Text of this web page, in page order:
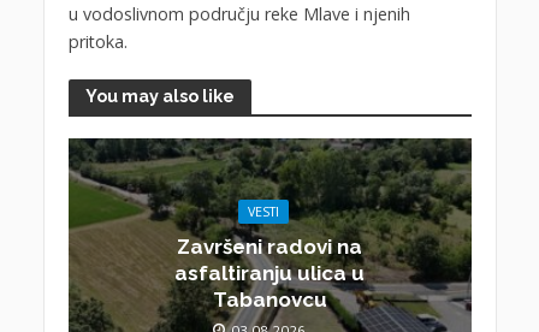
u vodoslivnom području reke Mlave i njenih
pritoka.
You may also like
VESTI
Završeni radovi na
asfaltiranju ulica u
Tabanovcu